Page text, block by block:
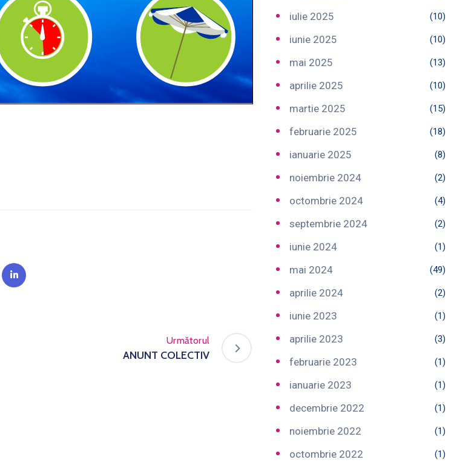
Următorul
ANUNT COLECTIV
iulie 2025 (10)
iunie 2025 (10)
mai 2025 (13)
aprilie 2025 (10)
martie 2025 (15)
februarie 2025 (18)
ianuarie 2025 (8)
noiembrie 2024 (2)
octombrie 2024 (4)
septembrie 2024 (2)
iunie 2024 (1)
mai 2024 (49)
aprilie 2024 (2)
iunie 2023 (1)
aprilie 2023 (3)
februarie 2023 (1)
ianuarie 2023 (1)
decembrie 2022 (1)
noiembrie 2022 (1)
octombrie 2022 (1)